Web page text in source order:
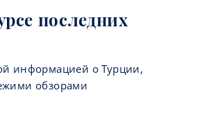
последних
информацией о Турции,
обзорами